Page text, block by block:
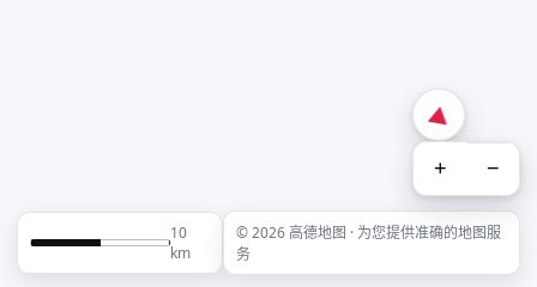
+ −
10
km
© 2026 高德地图 · 为您提供准确的地图服
务